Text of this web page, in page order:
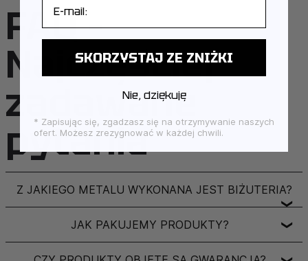
FAQ –
Najczęściej
zadawane
pytania
Z JAKIEGO METALU WYKONANA JEST BIŻUTERIA?
❯
JAK PAKUJEMY PRODUKTY? ❯
SKORZYSTAJ ZE ZNIŻKI
Nie, dziękuję
* Zapisując się, zgadzasz się na otrzymywanie naszych
ofert. Możesz zrezygnować w każdej chwili.